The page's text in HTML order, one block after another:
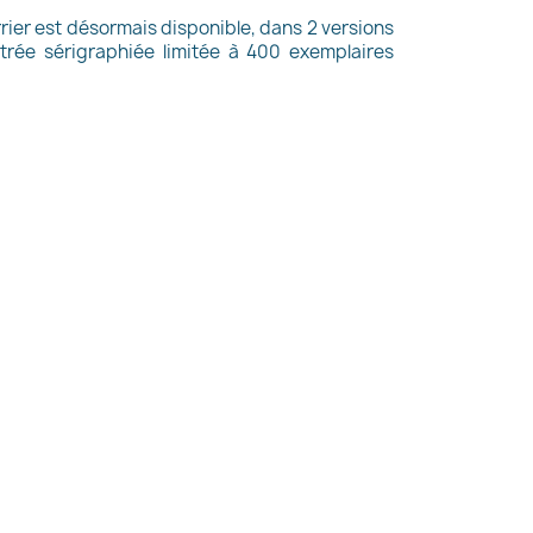
est désormais disponible, dans 2 versions
sérigraphiée limitée à 400 exemplaires